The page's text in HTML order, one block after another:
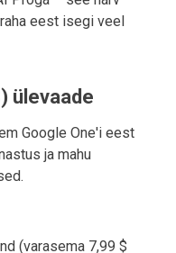
eest isegi veel
ülevaade
Google One'i eest
ja mahu
(varasema 7,99 $